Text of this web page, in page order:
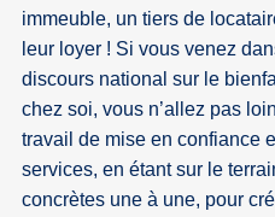
immeuble, un tiers de
leur loyer ! Si vous venez
discours national sur le
chez soi, vous n’allez pas
travail de mise en confiance
services, en étant sur le
concrètes une à une, pour